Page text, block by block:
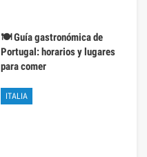
🍽️ Guía gastronómica de
Portugal: horarios y lugares
para comer
ITALIA